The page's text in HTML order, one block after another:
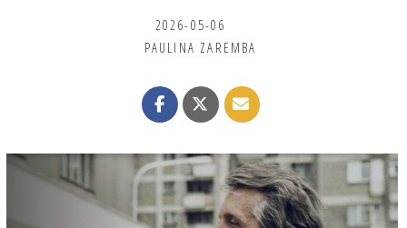
2026-05-06
PAULINA ZAREMBA